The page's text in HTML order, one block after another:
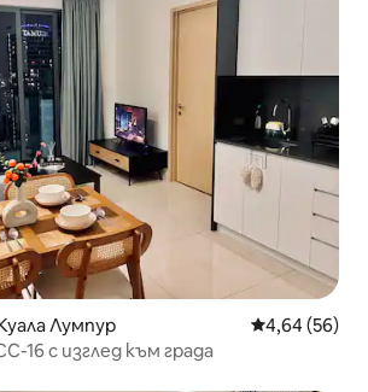
Лумпур Средна
4,64 (56)
16 с изглед към града